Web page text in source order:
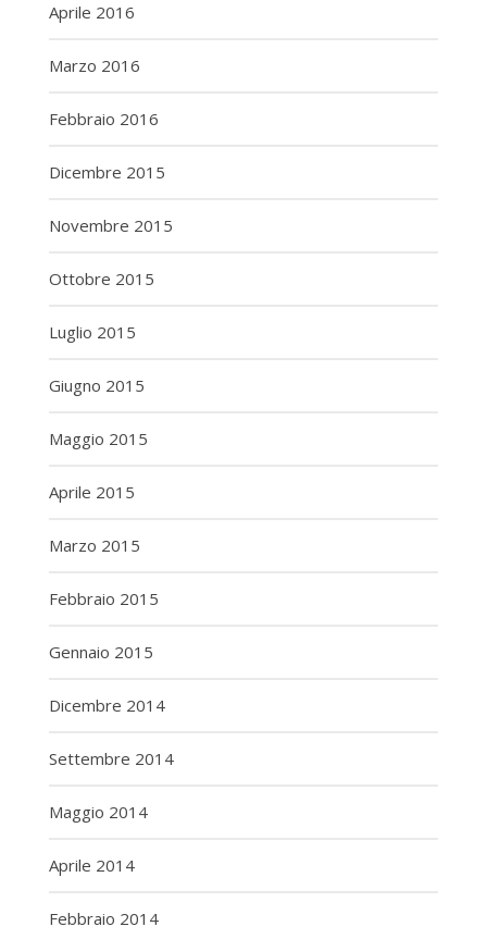
Aprile 2016
Marzo 2016
Febbraio 2016
Dicembre 2015
Novembre 2015
Ottobre 2015
Luglio 2015
Giugno 2015
Maggio 2015
Aprile 2015
Marzo 2015
Febbraio 2015
Gennaio 2015
Dicembre 2014
Settembre 2014
Maggio 2014
Aprile 2014
Febbraio 2014